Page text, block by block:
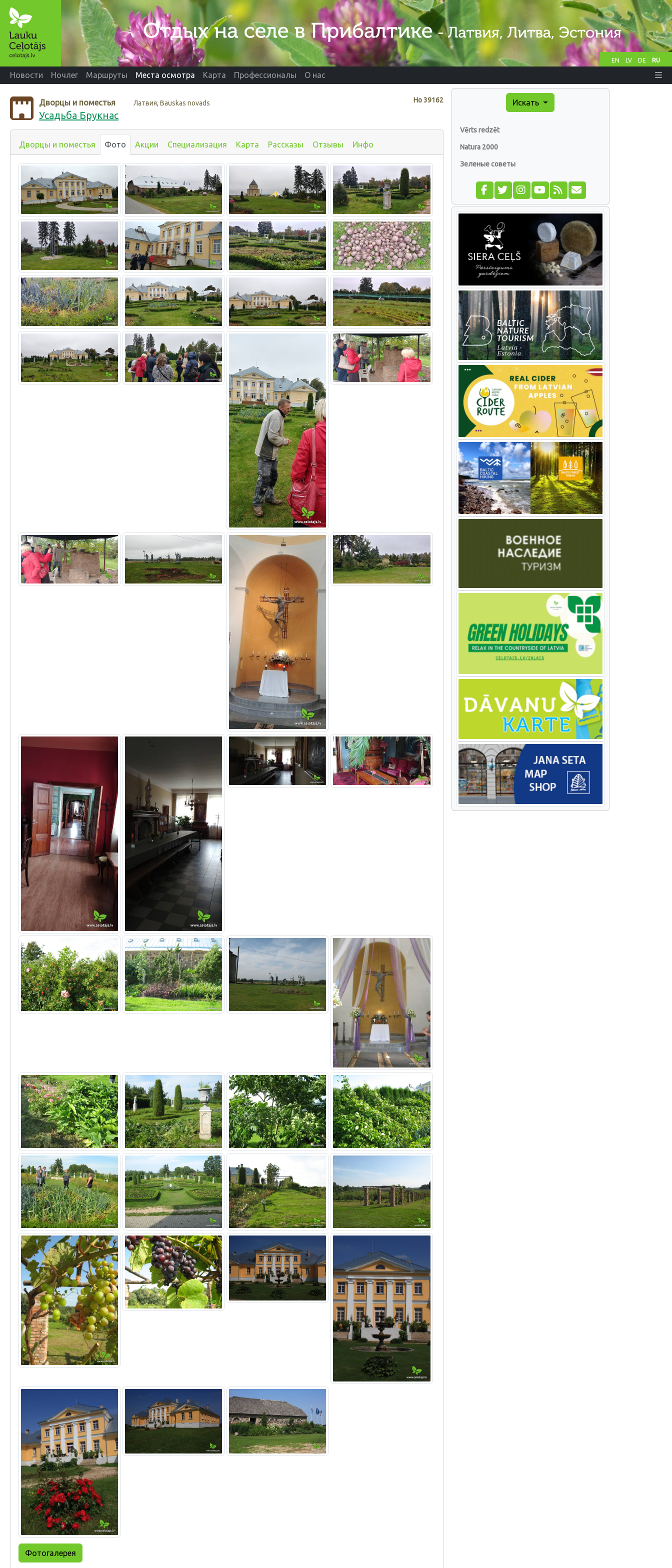
EN LV DE RU
Новости Ночлег Маршруты Места осмотра Карта Профессионалы О нас
Нo39162
Дворцы и поместья Латвия, Bauskas novads
Усадьба Брукнас
Дворцы и поместья Фото Акции Специализация Карта Рассказы Отзывы Инфо
Фотогалерея
Искать
Vērts redzēt
Natura 2000
Зеленые советы